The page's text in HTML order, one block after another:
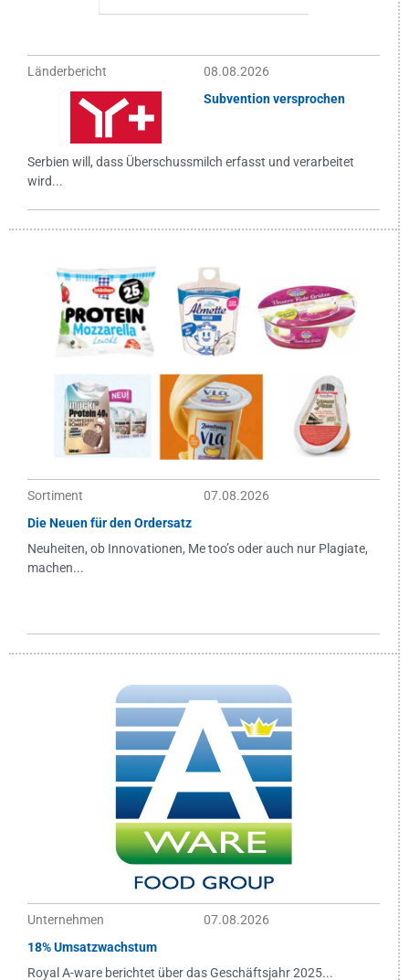
Länderbericht
08.08.2026
Subvention versprochen
Serbien will, dass Überschussmilch erfasst und verarbeitet
wird...
Sortiment
07.08.2026
Die Neuen für den Ordersatz
Neuheiten, ob Innovationen, Me too’s oder auch nur Plagiate,
machen...
Unternehmen
07.08.2026
18% Umsatzwachstum
Royal A-ware berichtet über das Geschäftsjahr 2025...